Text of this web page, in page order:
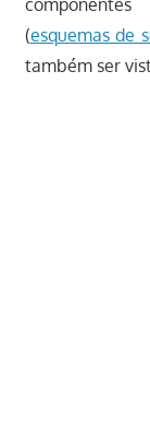
(esquemas de
também ser